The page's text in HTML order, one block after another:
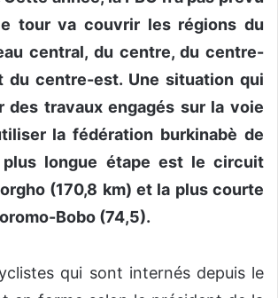
tour va couvrir les régions du
central, du centre, du centre-
du centre-est. Une situation qui
des travaux engagés sur la voie
la fédération burkinabè de
plus longue étape est le circuit
(170,8 km) et la plus courte
Bobo (74,5).
qui sont internés depuis le